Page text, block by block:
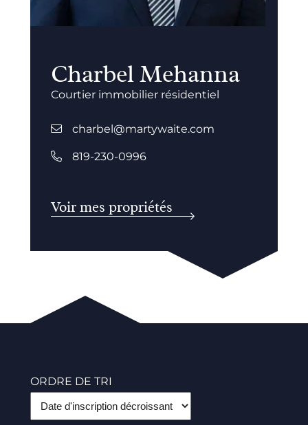
Charbel Mehanna
Courtier immobilier résidentiel
charbel@martywaite.com
819-230-0996
Voir mes propriétés
ORDRE DE TRI